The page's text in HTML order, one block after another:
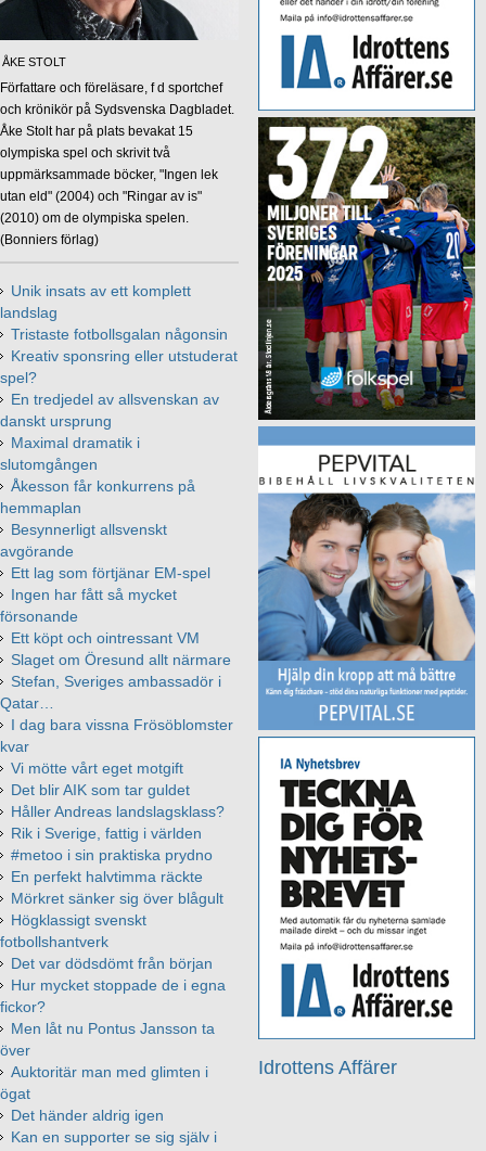
Idrottens Affärer
ÅKE STOLT
Författare och föreläsare, f d sportchef
och krönikör på Sydsvenska Dagbladet.
Åke Stolt har på plats bevakat 15
olympiska spel och skrivit två
uppmärksammade böcker, "Ingen lek
utan eld" (2004) och "Ringar av is"
(2010) om de olympiska spelen.
(Bonniers förlag)
Unik insats av ett komplett
landslag
Tristaste fotbollsgalan någonsin
Kreativ sponsring eller utstuderat
spel?
En tredjedel av allsvenskan av
danskt ursprung
Maximal dramatik i
slutomgången
Åkesson får konkurrens på
hemmaplan
Besynnerligt allsvenskt
avgörande
Ett lag som förtjänar EM-spel
Ingen har fått så mycket
försonande
Ett köpt och ointressant VM
Slaget om Öresund allt närmare
Stefan, Sveriges ambassadör i
Qatar…
I dag bara vissna Frösöblomster
kvar
Vi mötte vårt eget motgift
Det blir AIK som tar guldet
Håller Andreas landslagsklass?
Rik i Sverige, fattig i världen
#metoo i sin praktiska prydno
En perfekt halvtimma räckte
Mörkret sänker sig över blågult
Högklassigt svenskt
fotbollshantverk
Det var dödsdömt från början
Hur mycket stoppade de i egna
fickor?
Men låt nu Pontus Jansson ta
över
Auktoritär man med glimten i
ögat
Det händer aldrig igen
Kan en supporter se sig själv i